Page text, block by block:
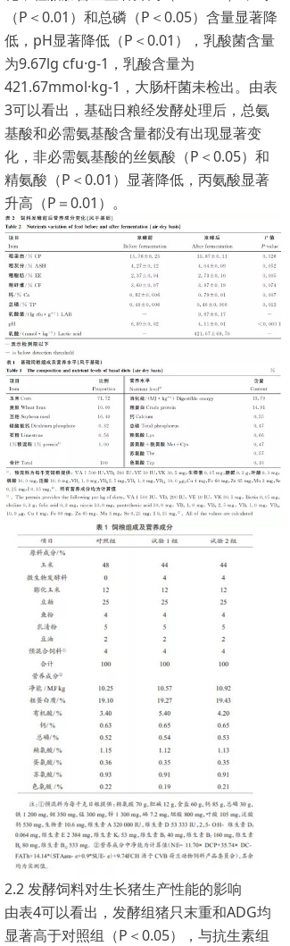
（P＜0.01）和总磷（P＜0.05）含量显著降
低，pH显著降低（P＜0.01），乳酸菌含量
为9.67lg cfu·g-1，乳酸含量为
421.67mmol·kg-1，大肠杆菌未检出。由表
3可以看出，基础日粮经发酵处理后，总氨
基酸和必需氨基酸含量都没有出现显著变
化，非必需氨基酸的丝氨酸（P＜0.05）和
精氨酸（P＜0.01）显著降低，丙氨酸显著
升高（P＝0.01）。
2.2 发酵饲料对生长猪生产性能的影响
由表4可以看出，发酵组猪只末重和ADG均
显著高于对照组（P＜0.05），与抗生素组